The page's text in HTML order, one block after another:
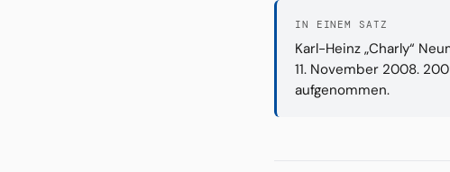
IN EINEM SATZ
Karl-Heinz „Charly“
11. November 2008.
aufgenommen.